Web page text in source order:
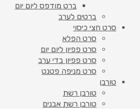
ברט מודפס ליום יום
ברטים לערב
סרט חצי כיסוי
סרט הפלא
סרט פפיון ליום יום
סרט פפיון בדי ערב
סרט מניפה פטנט
טורבן
טורבן רשת
טורבן רשת אבנים